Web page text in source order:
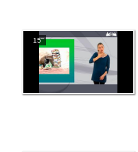
15''